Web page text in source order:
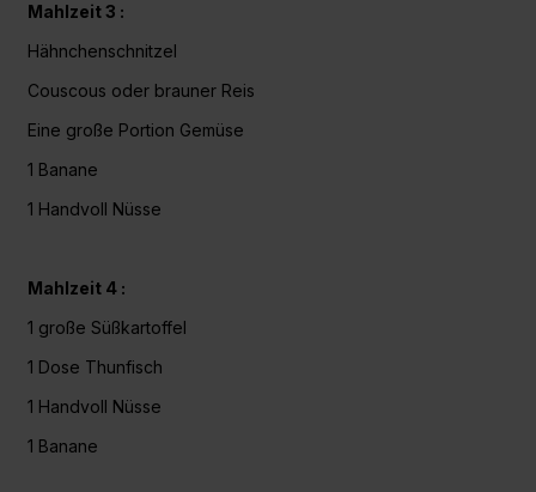
Mahlzeit 3 :
Hähnchenschnitzel
Couscous oder brauner Reis
Eine große Portion Gemüse
1 Banane
1 Handvoll Nüsse
Mahlzeit 4 :
1 große Süßkartoffel
1 Dose Thunfisch
1 Handvoll Nüsse
1 Banane